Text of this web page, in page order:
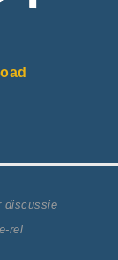
discussie
rel